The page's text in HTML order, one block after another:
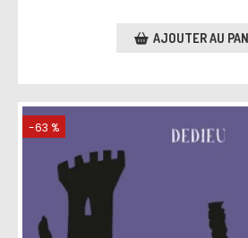
AJOUTER AU
-63 %